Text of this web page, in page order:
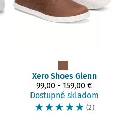
Xero Shoes Glenn
99,00 - 159,00 €
Dostupné skladom
☆☆☆☆☆ (2)